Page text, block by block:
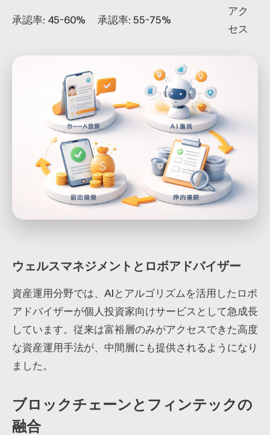
承認率: 45-60% 承認率: 55-75%
アク
セス
ウェルスマネジメントとロボアドバイザー
資産運用分野では、AIとアルゴリズムを活用したロボ
アドバイザーが個人投資家向けサービスとして急成長
しています。従来は富裕層のみがアクセスできた高度
な資産運用手法が、中間層にも提供されるようになり
ました。
ブロックチェーンとフィンテックの
融合